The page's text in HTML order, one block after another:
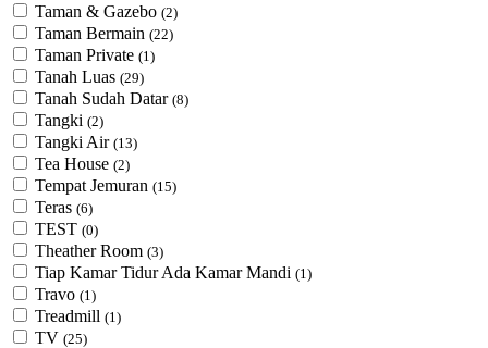
Taman & Gazebo (2)
Taman Bermain (22)
Taman Private (1)
Tanah Luas (29)
Tanah Sudah Datar (8)
Tangki (2)
Tangki Air (13)
Tea House (2)
Tempat Jemuran (15)
Teras (6)
TEST (0)
Theather Room (3)
Tiap Kamar Tidur Ada Kamar Mandi (1)
Travo (1)
Treadmill (1)
TV (25)